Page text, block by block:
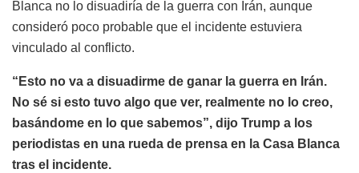
Blanca no lo disuadiría de la guerra con Irán, aunque
consideró poco probable que el incidente estuviera
vinculado al conflicto.
“Esto no va a disuadirme de ganar la guerra en Irán.
No sé si esto tuvo algo que ver, realmente no lo creo,
basándome en lo que sabemos”, dijo Trump a los
periodistas en una rueda de prensa en la Casa Blanca
tras el incidente.